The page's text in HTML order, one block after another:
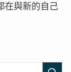
在與新的自己